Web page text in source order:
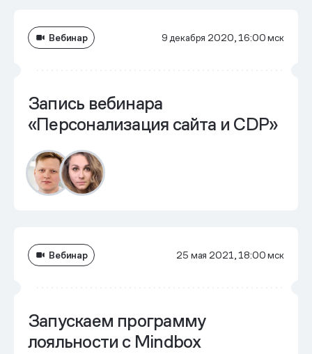
Вебинар 9 декабря 2020, 16:00 мск
Запись вебинара
«Персонализация сайта и CDP»
Вебинар 25 мая 2021, 18:00 мск
Запускаем программу
лояльности с Mindbox